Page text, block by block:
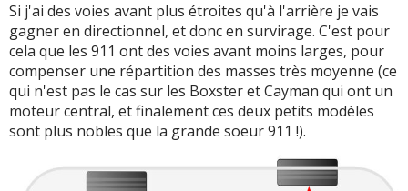
Si j'ai des voies avant plus étroites qu'à l'arrière je vais
gagner en directionnel, et donc en survirage. C'est pour
cela que les 911 ont des voies avant moins larges, pour
compenser une répartition des masses très moyenne (ce
qui n'est pas le cas sur les Boxster et Cayman qui ont un
moteur central, et finalement ces deux petits modèles
sont plus nobles que la grande soeur 911 !).